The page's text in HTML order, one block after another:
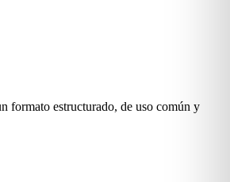
formato estructurado, de uso común y